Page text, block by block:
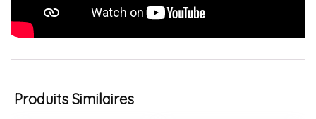
Produits Similaires